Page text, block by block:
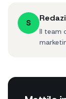
S
Il team